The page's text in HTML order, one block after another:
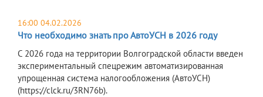
16:00 04.02.2026
Что необходимо знать про АвтоУСН в 2026 году
С 2026 года на территории Волгоградской области введен
экспериментальный спецрежим автоматизированная
упрощенная система налогообложения (АвтоУСН)
(https://clck.ru/3RN76b).